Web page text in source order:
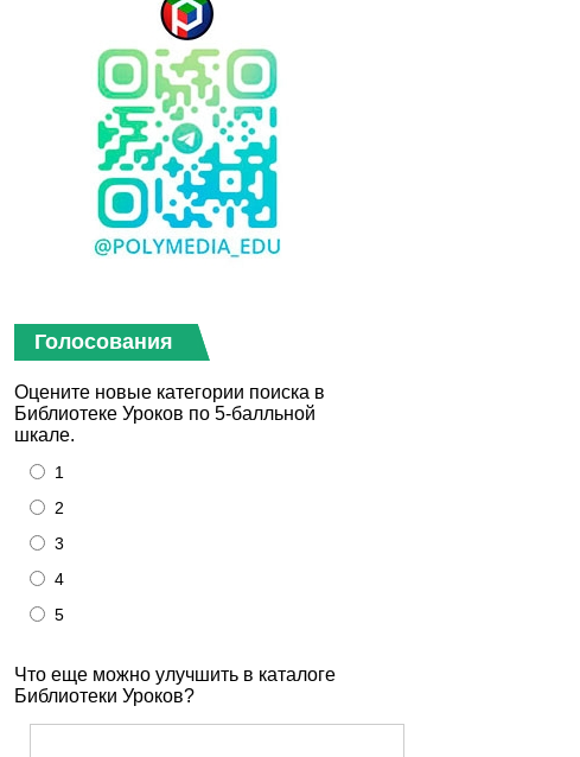
Голосования
Оцените новые категории поиска в
Библиотеке Уроков по 5-балльной
шкале.
1
2
3
4
5
Что еще можно улучшить в каталоге
Библиотеки Уроков?